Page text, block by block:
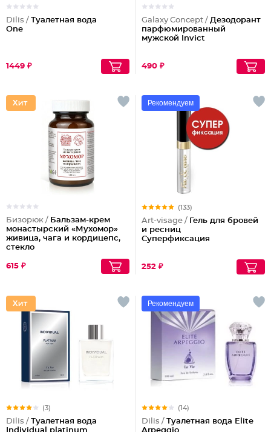
Dilis / Туалетная вода
One
1449 ₽
Galaxy Concept / Дезодорант
парфюмированный
мужской Invict
490 ₽
Бизорюк / Бальзам-крем
монастырский «Мухомор»
живица, чага и кордицепс,
стекло
615 ₽
Рекомендуем
(133)
Art-visage / Гель для бровей
и ресниц
Суперфиксация
252 ₽
(3)
Dilis / Туалетная вода
Individual platinum
Рекомендуем
(14)
Dilis / Туалетная вода Elite
Arpeggio